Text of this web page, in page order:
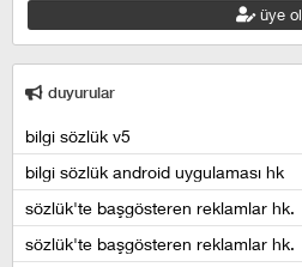
üye ol
duyurular
bilgi sözlük v5
bilgi sözlük android uygulaması hk
sözlük'te başgösteren reklamlar hk.
sözlük'te başgösteren reklamlar hk.